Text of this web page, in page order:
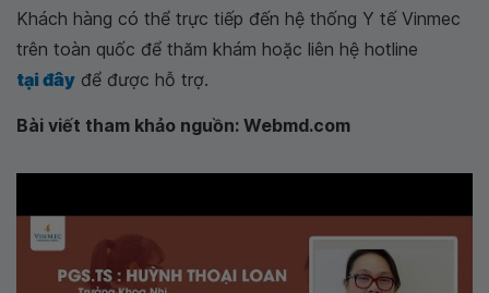
Khách hàng có thể trực tiếp đến hệ thống Y tế Vinmec
trên toàn quốc để thăm khám hoặc liên hệ hotline
tại đây để được hỗ trợ.
Bài viết tham khảo nguồn: Webmd.com